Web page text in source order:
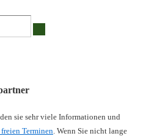
sie sehr viele Informationen und
Terminen . Wenn Sie nicht lange